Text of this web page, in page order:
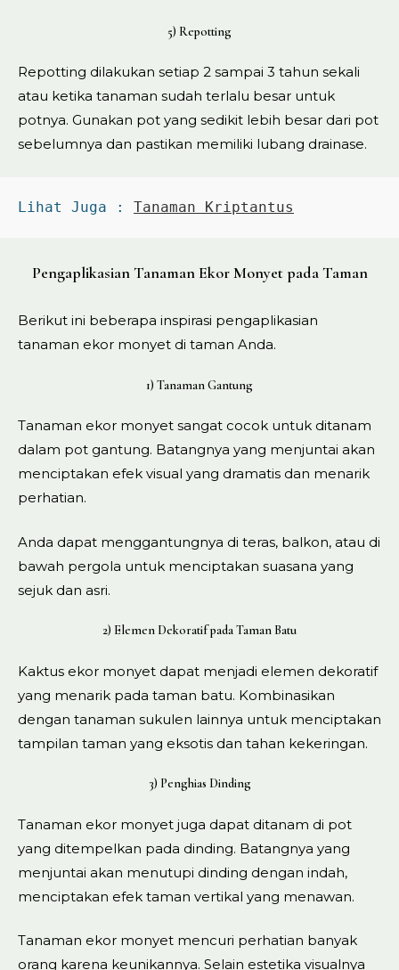
5) Repotting
Repotting dilakukan setiap 2 sampai 3 tahun sekali
atau ketika tanaman sudah terlalu besar untuk
potnya. Gunakan pot yang sedikit lebih besar dari pot
sebelumnya dan pastikan memiliki lubang drainase.
Lihat Juga : Tanaman Kriptantus
Pengaplikasian Tanaman Ekor Monyet pada Taman
Berikut ini beberapa inspirasi pengaplikasian
tanaman ekor monyet di taman Anda.
1) Tanaman Gantung
Tanaman ekor monyet sangat cocok untuk ditanam
dalam pot gantung. Batangnya yang menjuntai akan
menciptakan efek visual yang dramatis dan menarik
perhatian.
Anda dapat menggantungnya di teras, balkon, atau di
bawah pergola untuk menciptakan suasana yang
sejuk dan asri.
2) Elemen Dekoratif pada Taman Batu
Kaktus ekor monyet dapat menjadi elemen dekoratif
yang menarik pada taman batu. Kombinasikan
dengan tanaman sukulen lainnya untuk menciptakan
tampilan taman yang eksotis dan tahan kekeringan.
3) Penghias Dinding
Tanaman ekor monyet juga dapat ditanam di pot
yang ditempelkan pada dinding. Batangnya yang
menjuntai akan menutupi dinding dengan indah,
menciptakan efek taman vertikal yang menawan.
Tanaman ekor monyet mencuri perhatian banyak
orang karena keunikannya. Selain estetika visualnya